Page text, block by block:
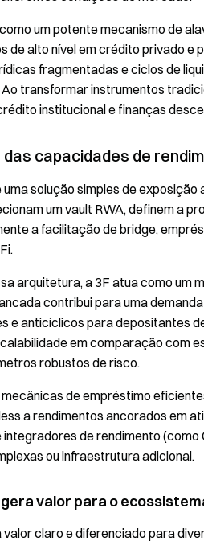
um potente mecanismo de
de alto nível em crédito privado
fragmentadas e ciclos de
transformar instrumentos
institucional e finanças
capacidades de
solução simples de
um vault RWA, definem a
a facilitação de bridge,
arquitetura, a 3F atua como um
contribui para uma
e anticíclicos para depositantes
em comparação com
robustos de risco.
de empréstimo
a rendimentos ancorados em
integradores de rendimento
ou infraestrutura adicional.
gera valor para o
valor claro e diferenciado para